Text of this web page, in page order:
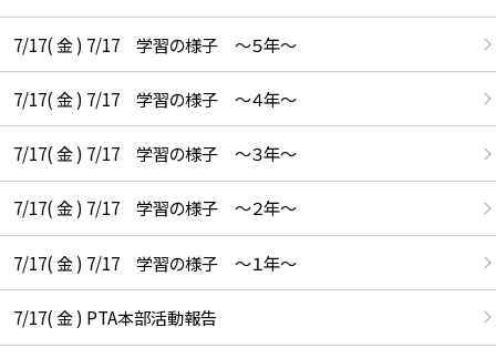
7/17( 金 ) 7/17 学習の様子 ～５年～
7/17( 金 ) 7/17 学習の様子 ～４年～
7/17( 金 ) 7/17 学習の様子 ～３年～
7/17( 金 ) 7/17 学習の様子 ～２年～
7/17( 金 ) 7/17 学習の様子 ～１年～
7/17( 金 ) PTA本部活動報告